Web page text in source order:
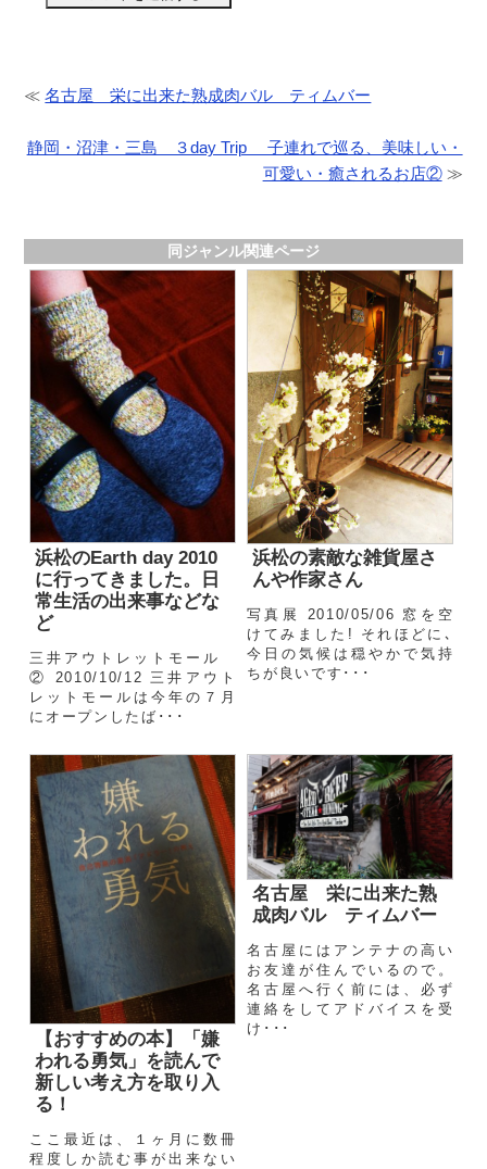
≪名古屋 栄に出来た熟成肉バル ティムバー
静岡・沼津・三島 ３day Trip 子連れで巡る、美味しい・
可愛い・癒されるお店②≫
同ジャンル関連ページ
浜松のEarth day 2010
に行ってきました。日
常生活の出来事などな
ど
三井アウトレットモール
② 2010/10/12 三井アウト
レットモールは今年の７月
にオープンしたば･･･
浜松の素敵な雑貨屋さ
んや作家さん
写真展 2010/05/06 窓を空
けてみました! それほどに､
今日の気候は穏やかで気持
ちが良いです･･･
【おすすめの本】「嫌
われる勇気」を読んで
新しい考え方を取り入
る！
ここ最近は、１ヶ月に数冊
程度しか読む事が出来ない
名古屋 栄に出来た熟
成肉バル ティムバー
名古屋にはアンテナの高い
お友達が住んでいるので。
名古屋へ行く前には、必ず
連絡をしてアドバイスを受
け･･･